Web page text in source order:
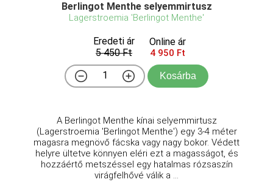
Berlingot Menthe selyemmirtusz
Lagerstroemia 'Berlingot Menthe'
Eredeti ár
5 450 Ft
Online ár
4 950 Ft
Kosárba
A Berlingot Menthe kínai selyemmirtusz
(Lagerstroemia 'Berlingot Menthe') egy 3-4 méter
magasra megnövő fácska vagy nagy bokor. Védett
helyre ültetve könnyen eléri ezt a magasságot, és
hozzáértő metszéssel egy hatalmas rózsaszín
virágfelhővé válik a ...